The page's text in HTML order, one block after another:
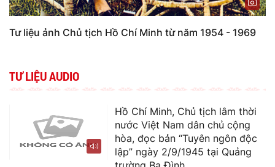
Tư liệu ảnh Chủ tịch Hồ Chí Minh từ năm 1954 - 1969
TƯ LIỆU AUDIO
Hồ Chí Minh, Chủ tịch lâm thời
nước Việt Nam dân chủ cộng
hòa, đọc bản “Tuyên ngôn độc
lập” ngày 2/9/1945 tại Quảng